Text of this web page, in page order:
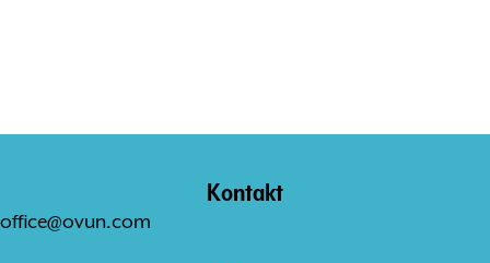
Kontakt
office@ovun.com